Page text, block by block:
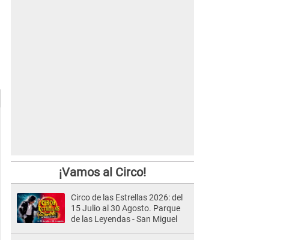
¡Vamos al Circo!
Circo de las Estrellas 2026: del
15 Julio al 30 Agosto. Parque
de las Leyendas - San Miguel